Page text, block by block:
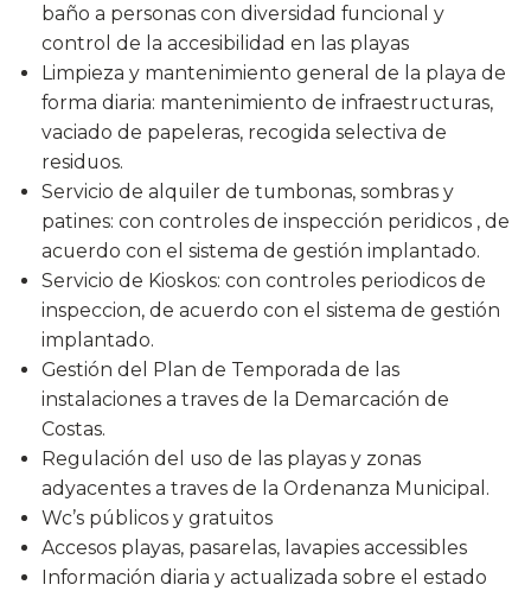
baño a personas con diversidad funcional y
control de la accesibilidad en las playas
Limpieza y mantenimiento general de la playa de
forma diaria: mantenimiento de infraestructuras,
vaciado de papeleras, recogida selectiva de
residuos.
Servicio de alquiler de tumbonas, sombras y
patines: con controles de inspección peridicos , de
acuerdo con el sistema de gestión implantado.
Servicio de Kioskos: con controles periodicos de
inspeccion, de acuerdo con el sistema de gestión
implantado.
Gestión del Plan de Temporada de las
instalaciones a traves de la Demarcación de
Costas.
Regulación del uso de las playas y zonas
adyacentes a traves de la Ordenanza Municipal.
Wc’s públicos y gratuitos
Accesos playas, pasarelas, lavapies accessibles
Información diaria y actualizada sobre el estado